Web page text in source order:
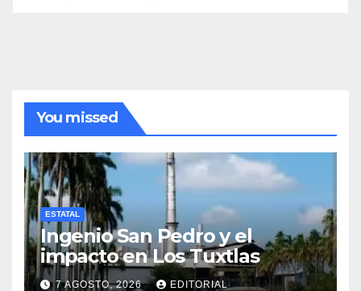
You missed
ESTATAL
Ingenio San Pedro y el
impacto en Los Tuxtlas
7 AGOSTO, 2026 EDITORIAL